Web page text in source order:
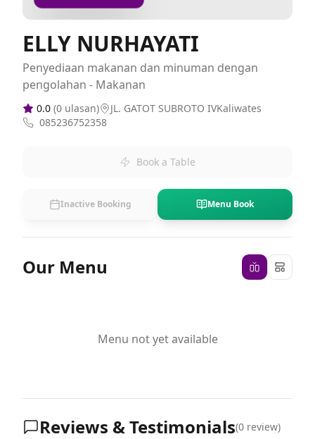
ELLY NURHAYATI
Penyediaan makanan dan minuman dengan
pengolahan - Makanan
0.0 (0 ulasan)
JL. GATOT SUBROTO IVKaliwates
085236752358
Book a Table
Inactive Booking Menu Book
Our Menu
Menu not yet available
Reviews & Testimonials(0 review)